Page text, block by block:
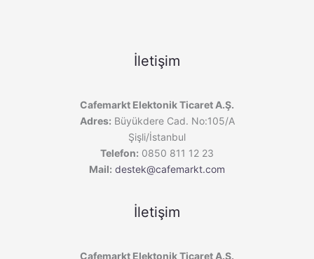
İletişim
Cafemarkt Elektonik Ticaret A.Ş.
Adres: Büyükdere Cad. No:105/A
Şişli/İstanbul
Telefon: 0850 811 12 23
Mail: destek@cafemarkt.com
İletişim
Cafemarkt Elektonik Ticaret A.Ş.